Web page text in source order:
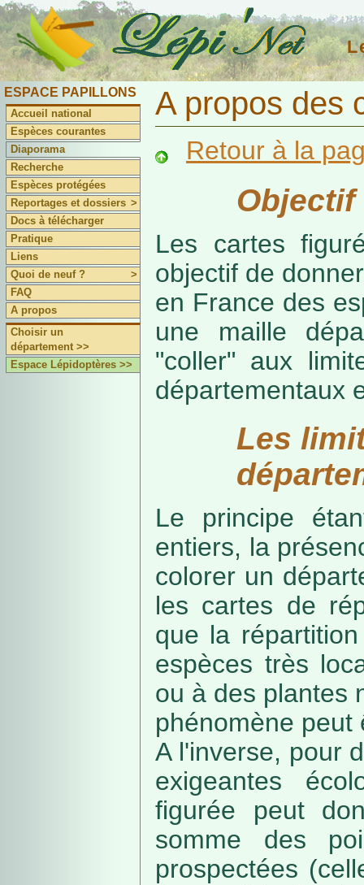
ESPACE PAPILLONS
Accueil national
Espèces courantes
Diaporama
Recherche
Espèces protégées
Reportages et dossiers >
Docs à télécharger
Pratique
Liens
Quoi de neuf ?
>
FAQ
A propos
Choisir un
département >>
Espace Lépidoptères >>
A propos des
Retour à la
Objectif
Les cartes
objectif de
en France des
une maille
"coller" aux
départementaux
Les
Le principe
entiers, la
colorer un
les cartes de
que la
espèces très
ou à des plantes
phénomène peut
A l'inverse, pour
exigeantes
figurée peut
somme des
prospectées